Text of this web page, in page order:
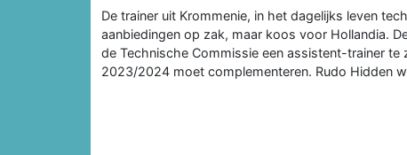
De trainer uit Krommenie, in het dagelijks leven
aanbiedingen op zak, maar koos voor Hollandia.
de Technische Commissie een assistent-trainer
2023/2024 moet complementeren. Rudo Hidden